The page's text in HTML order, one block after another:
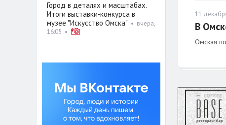
11
В
Омская
Город в деталях и масштабах.
Итоги выставки‑конкурса в
музее "Искусство Омска" • вчера,
16:05 •